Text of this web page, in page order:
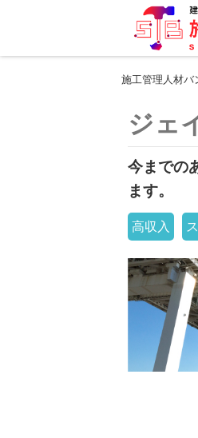
施工管理人材バ
ジェ
今までの
ます。
高収入